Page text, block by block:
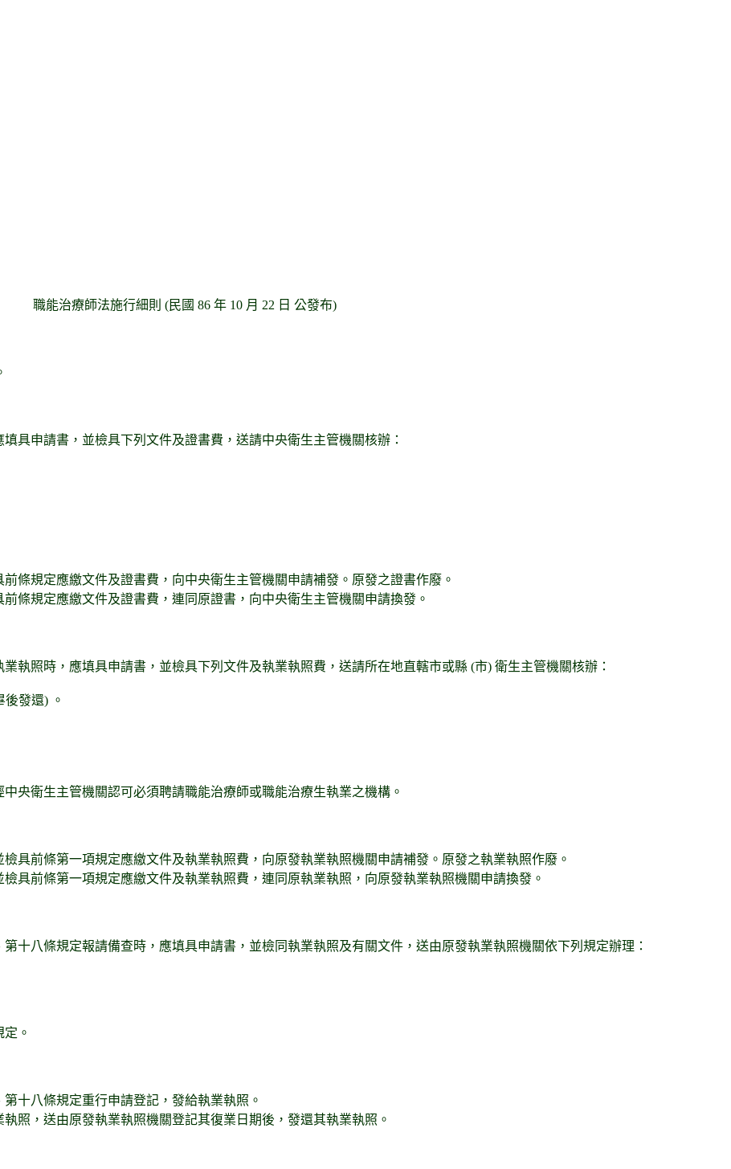
職能治療師法施行細則 (民國 86 年 10 月 22 日 公發布)
具申請書，並檢具下列文件及證書費，送請中央衛生主管機關核辦：
條規定應繳文件及證書費，向中央衛生主管機關申請補發。原發之證書作廢。
條規定應繳文件及證書費，連同原證書，向中央衛生主管機關申請換發。
執照時， 應填具申請書，並檢具下列文件及執業執照費，送請所在地直轄市或縣 (市) 衛生主管機關核辦：
發還) 。
央衛生主管機關認可必須聘請職能治療師或職能治療生執業之機構。
具前條第一項規定應繳文件及執業執照費，向原發執業執照機關申請補發。原發之執業執照作廢。
具前條第一項規定應繳文件及執業執照費，連同原執業執照，向原發執業執照機關申請換發。
十八條規定報請備查時，應填具申請書，並檢同執業執照及有關文件，送由原發執業執照機關依下列規定辦理：
。
十八條規定重行申請登記，發給執業執照。
照，送由原發執業執照機關登記其復業日期後，發還其執業執照。